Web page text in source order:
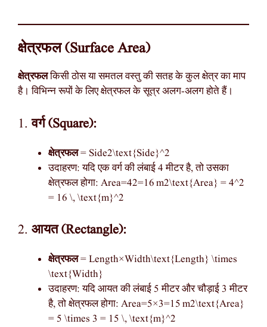
क्षेत्रफल (Surface Area)
क्षेत्रफलकिसी ठोस या समतल वस्तु की सतह के कुल क्षेत्र का माप
है। विभिन्न रूपों के लिए क्षेत्रफल के सूत्र अलग-अलग होते हैं।
1.वर्ग (Square):
क्षेत्रफल= Side2\text{Side}^2
उदाहरण: यदि एक वर्ग की लंबाई 4 मीटर है, तो उसका
क्षेत्रफल होगा: Area=42=16 m2\text{Area} = 4^2
= 16 \, \text{m}^2
2. आयत (Rectangle):
क्षेत्रफल= Length×Width\text{Length} \times
\text{Width}
उदाहरण: यदि आयत की लंबाई 5 मीटर और चौड़ाई 3 मीटर
है, तो क्षेत्रफल होगा: Area=5×3=15 m2\text{Area}
= 5 \times 3 = 15 \, \text{m}^2